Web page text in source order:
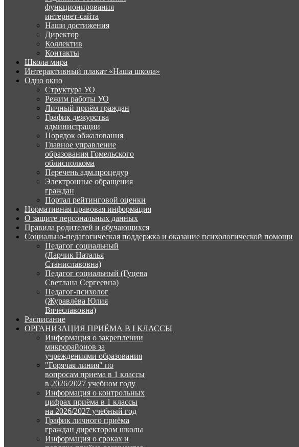
функционирования
интернет-сайта
Наши достижения
Директор
Коллектив
Контакты
Школа мира
Интерактивный плакат «Наша школа»
Одно окно
Структура УО
Режим работы УО
Личный приём граждан
График дежурства
администрации
Порядок обжалования
Главное управление
образования Гомельского
облисполкома
Перечень адм.процедур
Электронные обращения
граждан
Портал рейтинговой оценки
Нормативная правовая информация
О защите персональных данных
Правила родителей и обучающихся
Социально-педагогическая поддержка и оказание психологической помощи
Педагог социальный
(Ларчик Наталья
Станиславовна)
Педагог социальный (Гуцева
Светлана Сергеевна)
Педагог-психолог
(Журавлёва Юлия
Вячеславовна)
Расписание
ОРГАНИЗАЦИЯ ПРИЁМА В I КЛАССЫ
Информация о закреплении
микрорайонов за
учреждениями образования
"Горячая линия" по
вопросам приема в 1 классы
в 2026/2027 учебном году
Информация о контрольных
цифрах приёма в 1 классы
на 2026/2027 учебный год
График личного приёма
граждан директором школы
Информация о сроках и